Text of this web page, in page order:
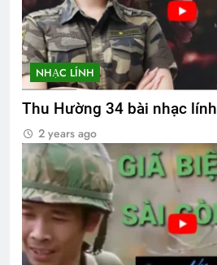
NHẠC LÍNH
Thu Hường 34 bài nhạc lính
2 years ago